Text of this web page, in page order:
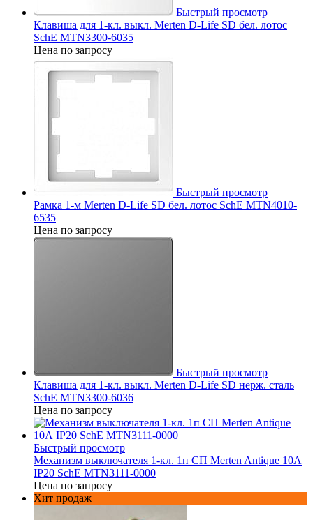
Быстрый просмотр
Клавиша для 1-кл. выкл. Merten D-Life SD бел. лотос
SchE MTN3300-6035
Цена по запросу
Быстрый просмотр
Рамка 1-м Merten D-Life SD бел. лотос SchE MTN4010-
6535
Цена по запросу
Быстрый просмотр
Клавиша для 1-кл. выкл. Merten D-Life SD нерж. сталь
SchE MTN3300-6036
Цена по запросу
Быстрый просмотр
Механизм выключателя 1-кл. 1п СП Merten Antique 10А
IP20 SchE MTN3111-0000
Цена по запросу
Хит продаж